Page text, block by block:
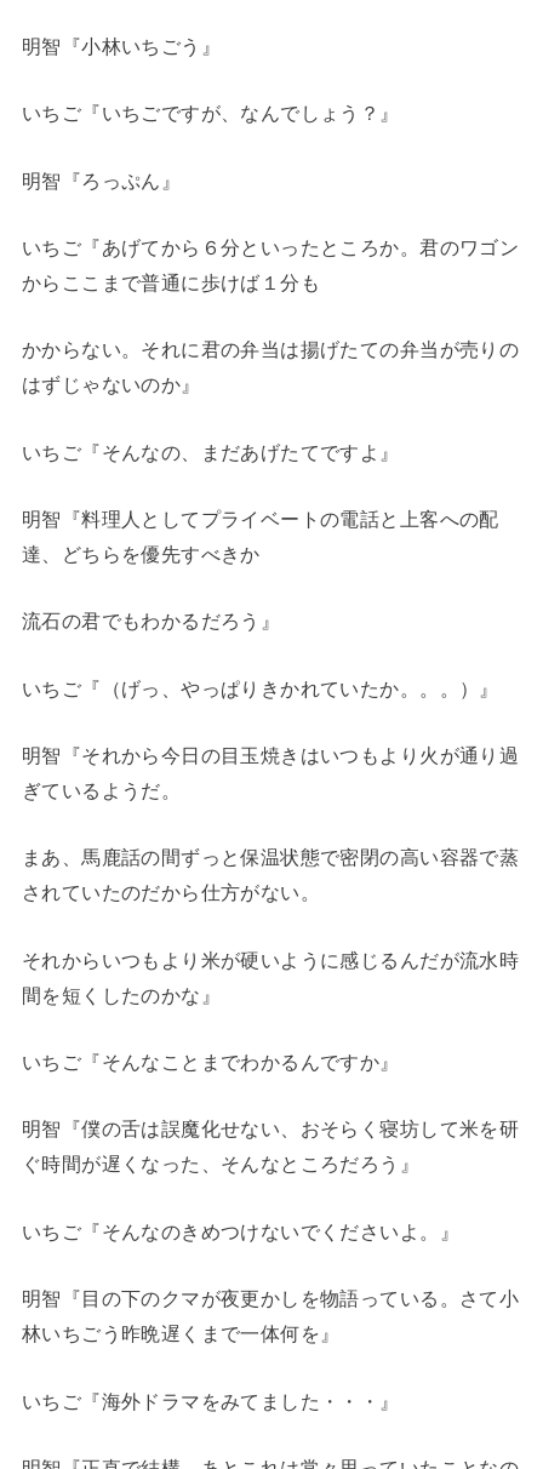
明智『小林いちごう』
いちご『いちごですが、なんでしょう？』
明智『ろっぷん』
いちご『あげてから６分といったところか。君のワゴン
からここまで普通に歩けば１分も
かからない。それに君の弁当は揚げたての弁当が売りの
はずじゃないのか』
いちご『そんなの、まだあげたてですよ』
明智『料理人としてプライベートの電話と上客への配
達、どちらを優先すべきか
流石の君でもわかるだろう』
いちご『（げっ、やっぱりきかれていたか。。。）』
明智『それから今日の目玉焼きはいつもより火が通り過
ぎているようだ。
まあ、馬鹿話の間ずっと保温状態で密閉の高い容器で蒸
されていたのだから仕方がない。
それからいつもより米が硬いように感じるんだが流水時
間を短くしたのかな』
いちご『そんなことまでわかるんですか』
明智『僕の舌は誤魔化せない、おそらく寝坊して米を研
ぐ時間が遅くなった、そんなところだろう』
いちご『そんなのきめつけないでくださいよ。』
明智『目の下のクマが夜更かしを物語っている。さて小
林いちごう昨晩遅くまで一体何を』
いちご『海外ドラマをみてました・・・』